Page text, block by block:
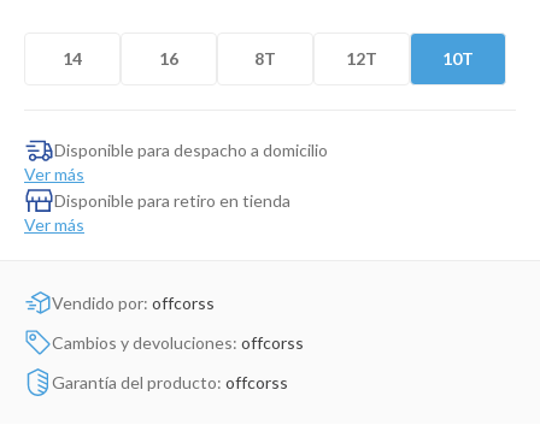
14 16 8T 12T 10T
Disponible para despacho a domicilio
Ver más
Disponible para retiro en tienda
Ver más
Vendido por: offcorss
Cambios y devoluciones: offcorss
Garantía del producto: offcorss